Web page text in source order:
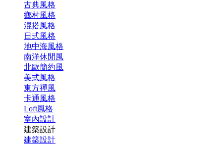
古典風格
鄉村風格
混搭風格
日式風格
地中海風格
南洋休閒風
北歐簡約風
美式風格
東方禪風
卡通風格
Loft風格
室內設計
建築設計
建築設計